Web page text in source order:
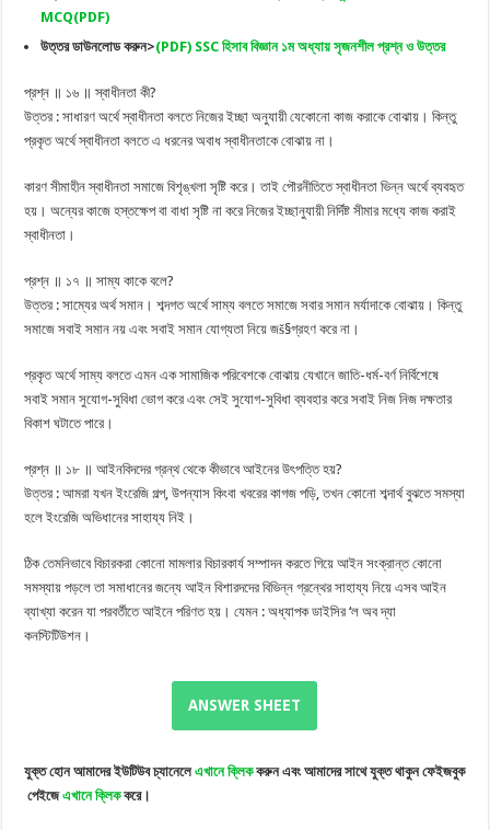
MCQ(PDF)
উত্তর ডাউনলোড করুন>(PDF) SSC হিসাব বিজ্ঞান ১ম অধ্যায় সৃজনশীল প্রশ্ন ও উত্তর
প্রশ্ন ॥ ১৬ ॥ স্বাধীনতা কী?
উত্তর : সাধারণ অর্থে স্বাধীনতা বলতে নিজের ইচ্ছা অনুযায়ী যেকোনো কাজ করাকে বোঝায়। কিন্তু
প্রকৃত অর্থে স্বাধীনতা বলতে এ ধরনের অবাধ স্বাধীনতাকে বোঝায় না।
কারণ সীমাহীন স্বাধীনতা সমাজে বিশৃঙ্খলা সৃষ্টি করে। তাই পৌরনীতিতে স্বাধীনতা ভিন্ন অর্থে ব্যবহৃত
হয়। অন্যের কাজে হস্তক্ষেপ বা বাধা সৃষ্টি না করে নিজের ইচ্ছানুযায়ী নির্দিষ্ট সীমার মধ্যে কাজ করাই
স্বাধীনতা।
প্রশ্ন ॥ ১৭ ॥ সাম্য কাকে বলে?
উত্তর : সাম্যের অর্থ সমান। শব্দগত অর্থে সাম্য বলতে সমাজে সবার সমান মর্যাদাকে বোঝায়। কিন্তু
সমাজে সবাই সমান নয় এবং সবাই সমান যোগ্যতা নিয়ে জš§গ্রহণ করে না।
প্রকৃত অর্থে সাম্য বলতে এমন এক সামাজিক পরিবেশকে বোঝায় যেখানে জাতি-ধর্ম-বর্ণ নির্বিশেষে
সবাই সমান সুযোগ-সুবিধা ভোগ করে এবং সেই সুযোগ-সুবিধা ব্যবহার করে সবাই নিজ নিজ দক্ষতার
বিকাশ ঘটাতে পারে।
প্রশ্ন ॥ ১৮ ॥ আইনবিদদের গ্রন্থ থেকে কীভাবে আইনের উৎপত্তি হয়?
উত্তর : আমরা যখন ইংরেজি গল্প, উপন্যাস কিংবা খবরের কাগজ পড়ি, তখন কোনো শব্দার্থ বুঝতে সমস্যা
হলে ইংরেজি অভিধানের সাহায্য নিই।
ঠিক তেমনিভাবে বিচারকরা কোনো মামলার বিচারকার্য সম্পাদন করতে গিয়ে আইন সংক্রান্ত কোনো
সমস্যায় পড়লে তা সমাধানের জন্যে আইন বিশারদদের বিভিন্ন গ্রন্থের সাহায্য নিয়ে এসব আইন
ব্যাখ্যা করেন যা পরবর্তীতে আইনে পরিণত হয়। যেমন : অধ্যাপক ডাইসির ‘ল অব দ্যা
কনস্টিটিউশন।
ANSWER SHEET
যুক্ত হোন আমাদের ইউটিউব চ্যানেলে এখানে ক্লিক করুন এবং আমাদের সাথে যুক্ত থাকুন ফেইজবুক
পেইজে এখানে ক্লিক করে।